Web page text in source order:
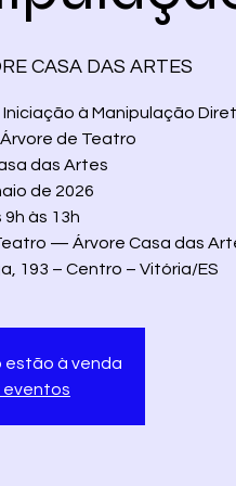
CASA DAS ARTES
à Manipulação
de Teatro
das Artes
de 2026
9h às 13h
— Árvore Casa das
193 – Centro – Vitória/ES
estão à venda
eventos